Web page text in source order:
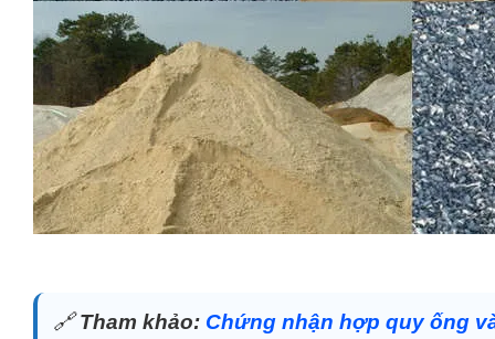
🔗Tham khảo: Chứng nhận hợp quy ống